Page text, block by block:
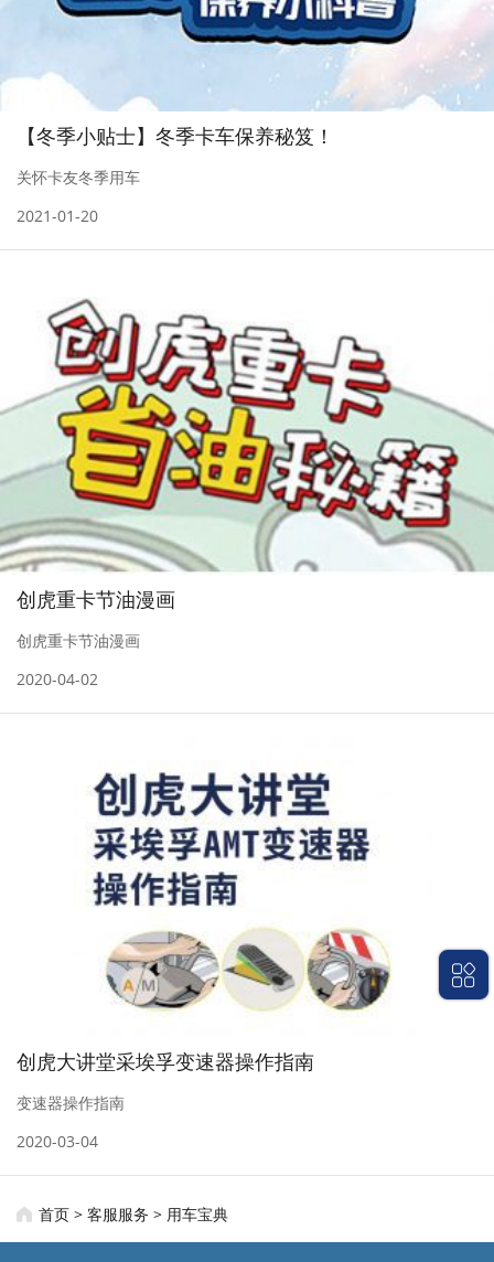
【冬季小贴士】冬季卡车保养秘笈！
关怀卡友冬季用车
2021-01-20
创虎重卡节油漫画
创虎重卡节油漫画
2020-04-02
创虎大讲堂采埃孚变速器操作指南
变速器操作指南
2020-03-04
首页 > 客服服务 > 用车宝典